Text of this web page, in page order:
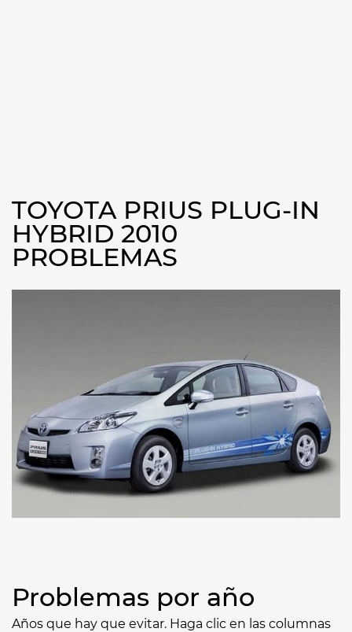
TOYOTA PRIUS PLUG-IN
HYBRID 2010
PROBLEMAS
Problemas por año
Años que hay que evitar. Haga clic en las columnas